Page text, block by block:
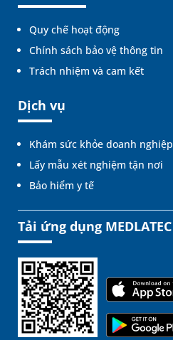
Quy chế hoạt động
Chính sách bảo vệ thông tin
Trách nhiệm và cam kết
Dịch vụ
Khám sức khỏe doanh nghiệp
Lấy mẫu xét nghiệm tận nơi
Bảo hiểm y tế
Tải ứng dụng MEDLATEC